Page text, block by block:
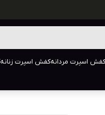
کفش اسپرت مردانهکفش اسپرت زنانه